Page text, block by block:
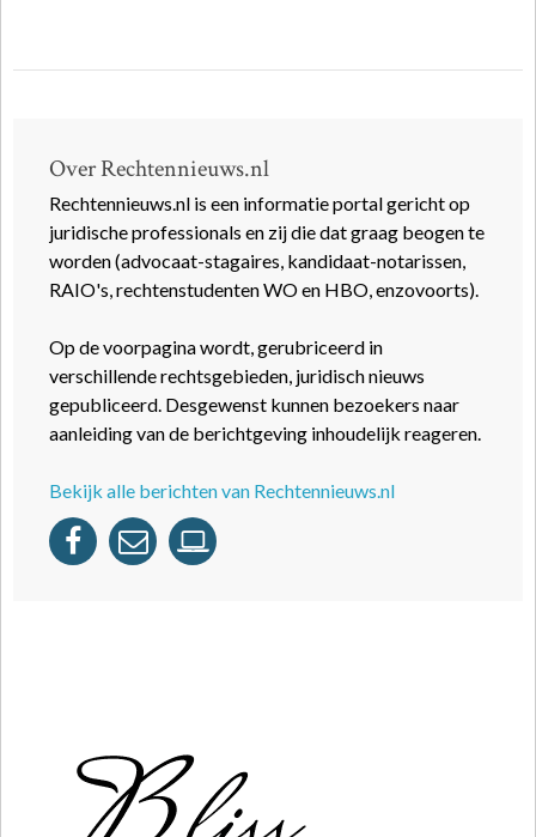
Over Rechtennieuws.nl
Rechtennieuws.nl is een informatie portal gericht op
juridische professionals en zij die dat graag beogen te
worden (advocaat-stagaires, kandidaat-notarissen,
RAIO's, rechtenstudenten WO en HBO, enzovoorts).
Op de voorpagina wordt, gerubriceerd in
verschillende rechtsgebieden, juridisch nieuws
gepubliceerd. Desgewenst kunnen bezoekers naar
aanleiding van de berichtgeving inhoudelijk reageren.
Bekijk alle berichten van Rechtennieuws.nl